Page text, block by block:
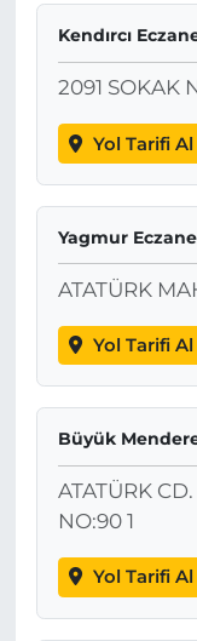
Kendırcı
2091 SOKAK
Yol Tarifi Al
Yagmur
ATATÜRK
Yol Tarifi Al
Büyük
ATATÜRK
NO:90 1
Yol Tarifi Al